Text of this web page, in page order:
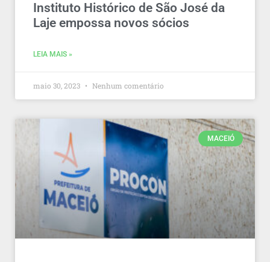
Instituto Histórico de São José da
Laje empossa novos sócios
LEIA MAIS »
maio 30, 2023 Nenhum comentário
MACEIÓ